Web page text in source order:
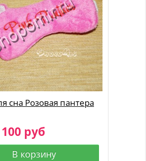
сна Розовая пантера
100 руб
В корзину